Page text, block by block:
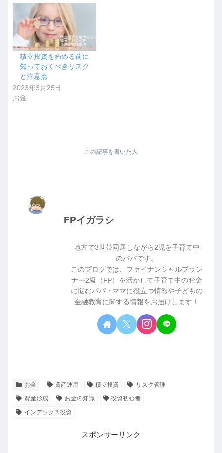
積立投資を始める前に
知っておくべきリスク
と注意点
2023年3月25日
お金
この記事を書いた人
FPイガラシ
地方で3世帯同居しながら2児を子育て中
のパパです。
このブログでは、ファイナンシャルプラン
ナー2級（FP）を活かして子育て中のお金
に悩むパパ・ママに役立つ情報や子どもの
金融教育に関する情報をお届けします！
お金 資産運用 積立投資
リスク管理
資産形成
お金の知識
投資初心者
インデックス投資
スポンサーリンク